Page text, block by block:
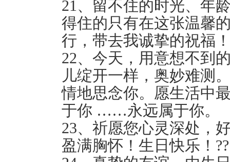
21、留不住的时光、年
得住的只有在这张温馨
行，带去我诚挚的祝福
22、今天，用意想不到
儿绽开一样，奥妙难测
情地思念你。愿生活中
于你 ……永远属于你。
23、祈愿您心灵深处，
盈满胸怀！生日快乐！??